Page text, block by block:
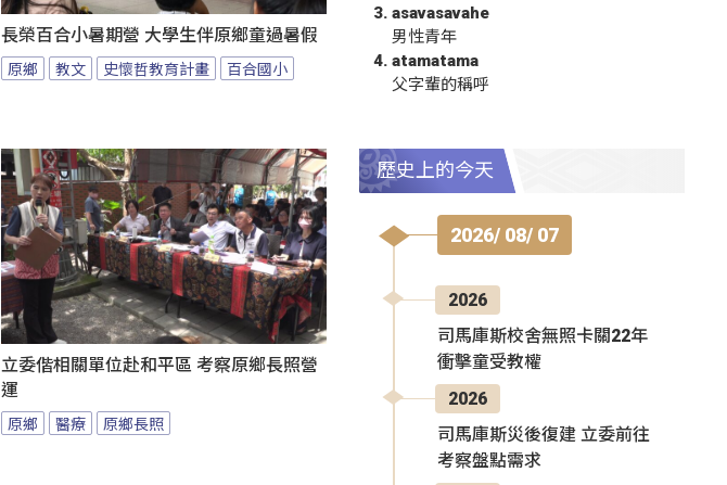
長榮百合小暑期營 大學生伴原鄉童過暑假
原鄉 教文 史懷哲教育計畫 百合國小
立委偕相關單位赴和平區 考察原鄉長照營
運
原鄉 醫療 原鄉長照
asavasavahe
男性青年
atamatama
父字輩的稱呼
歷史上的今天
2026/ 08/ 07
2026
司馬庫斯校舍無照卡關22年
衝擊童受教權
2026
司馬庫斯災後復建 立委前往
考察盤點需求